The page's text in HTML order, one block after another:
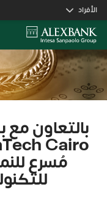
Skiplinks
الأفراد
مُسرع